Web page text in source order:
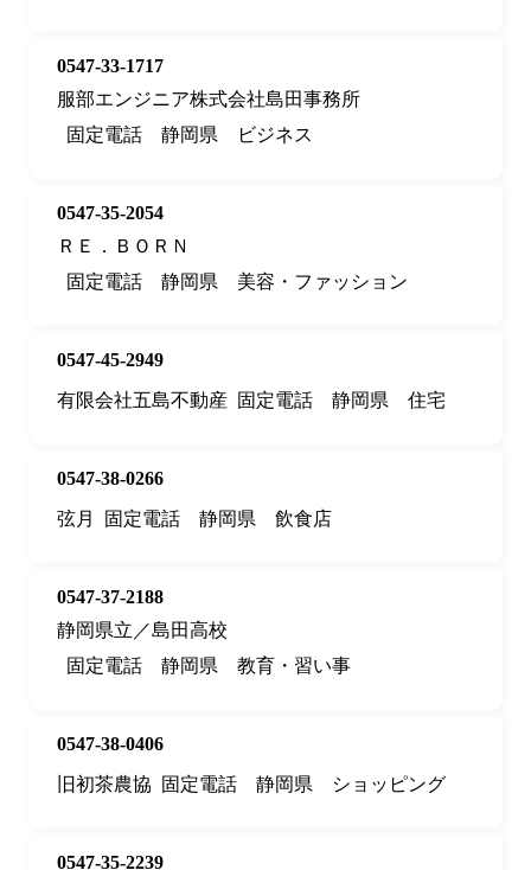
0547-33-1717
服部エンジニア株式会社島田事務所
固定電話
静岡県 ビジネス
0547-35-2054
ＲＥ．ＢＯＲＮ
固定電話
静岡県 美容・ファッション
0547-45-2949
有限会社五島不動産 固定電話 静岡県 住宅
0547-38-0266
弦月
固定電話 静岡県 飲食店
0547-37-2188
静岡県立／島田高校
固定電話
静岡県 教育・習い事
0547-38-0406
旧初茶農協
固定電話 静岡県 ショッピング
0547-35-2239